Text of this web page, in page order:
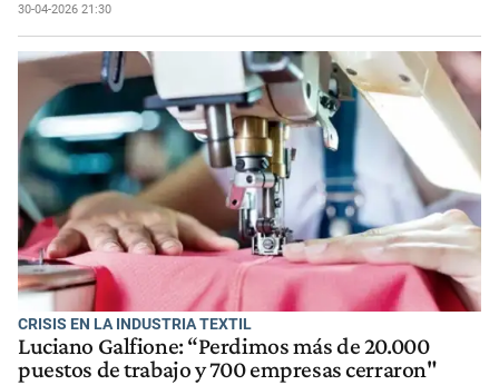
30-04-2026 21:30
CRISIS EN LA INDUSTRIA TEXTIL
Luciano Galfione: “Perdimos más de 20.000
puestos de trabajo y 700 empresas cerraron"